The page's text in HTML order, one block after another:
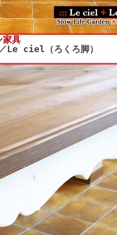
家具
Le ciel（ろくろ脚）